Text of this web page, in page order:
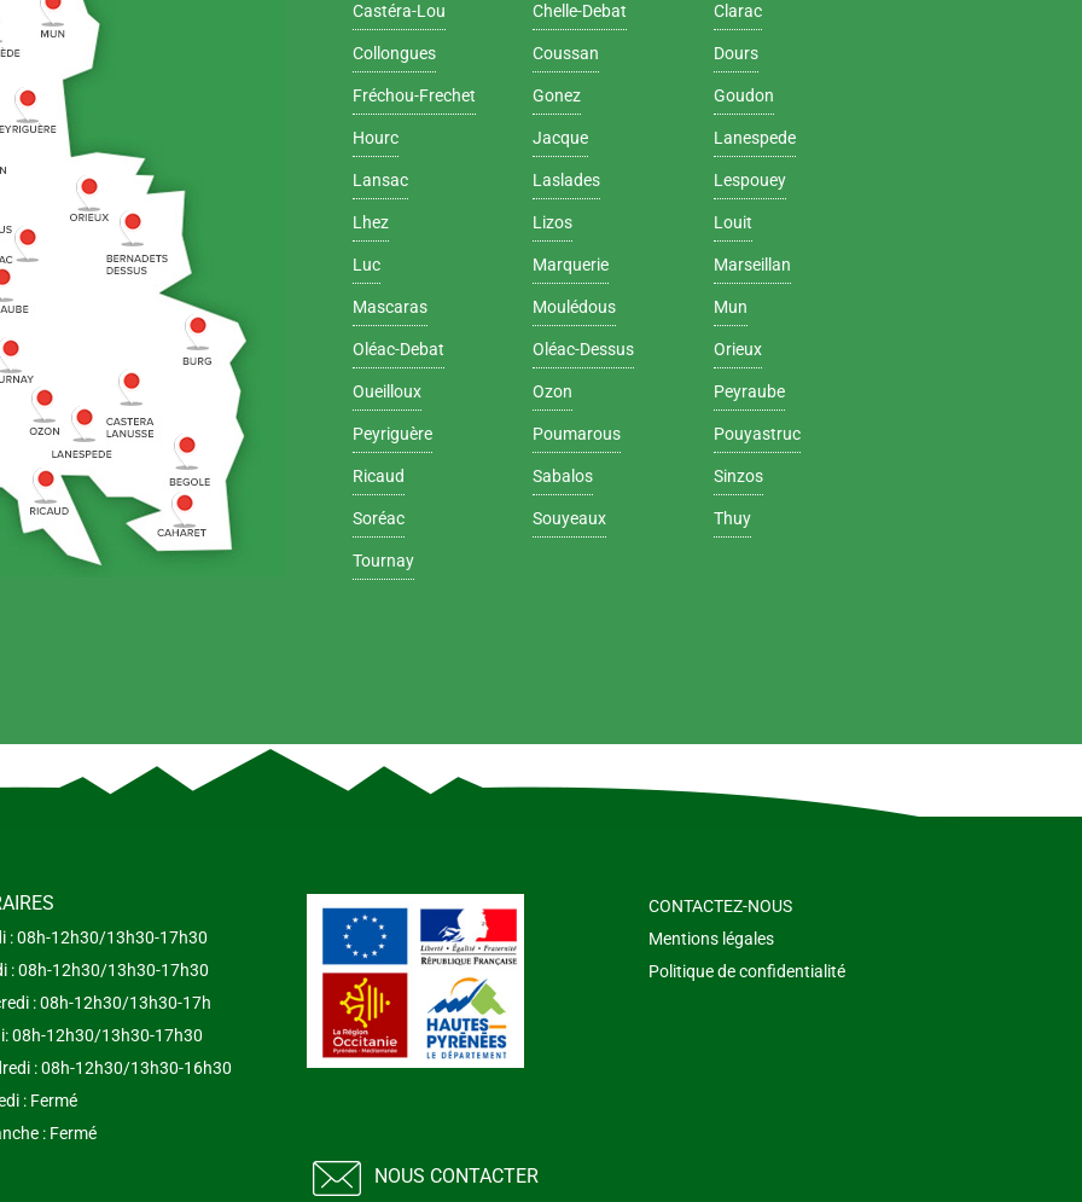
Castéra-Lou Chelle-Debat Clarac
Collongues Coussan Dours
Fréchou-Frechet Gonez Goudon
Hourc Jacque Lanespede
Lansac Laslades Lespouey
Lhez Lizos Louit
Luc Marquerie Marseillan
Mascaras Moulédous Mun
Oléac-Debat Oléac-Dessus Orieux
Oueilloux Ozon Peyraube
Peyriguère Poumarous Pouyastruc
Ricaud Sabalos Sinzos
Soréac Souyeaux Thuy
Tournay
: 08h-12h30/13h30-17h30
: 08h-12h30/13h30-17h30
: 08h-12h30/13h30-17h
08h-12h30/13h30-17h30
: 08h-12h30/13h30-16h30
: Fermé
: Fermé
NOUS CONTACTER
CONTACTEZ-NOUS
Mentions légales
Politique de confidentialité